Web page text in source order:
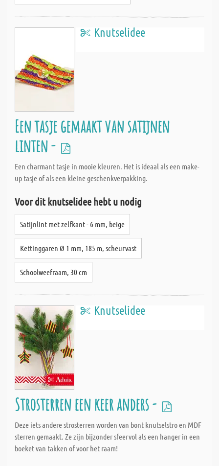
Knutselidee
Een tasje gemaakt van satijnen
linten -
Een charmant tasje in mooie kleuren. Het is ideaal als een make-
up tasje of als een kleine geschenkverpakking.
Voor dit knutselidee hebt u nodig
Satijnlint met zelfkant - 6 mm, beige
Kettinggaren Ø 1 mm, 185 m, scheurvast
Schoolweefraam, 30 cm
Knutselidee
Strosterren een keer anders -
Deze iets andere strosterren worden van bont knutselstro en MDF
sterren gemaakt. Ze zijn bijzonder sfeervol als een hanger in een
boeket van takken of voor het raam!